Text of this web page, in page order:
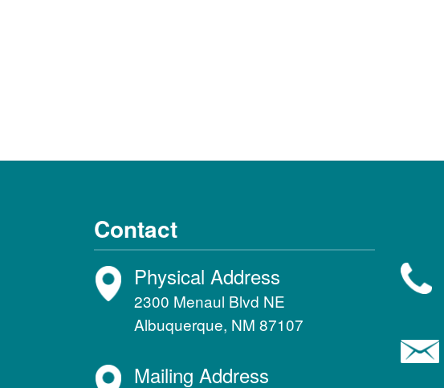
Contact
Physical Address
2300 Menaul Blvd NE
Albuquerque, NM 87107
Mailing Address